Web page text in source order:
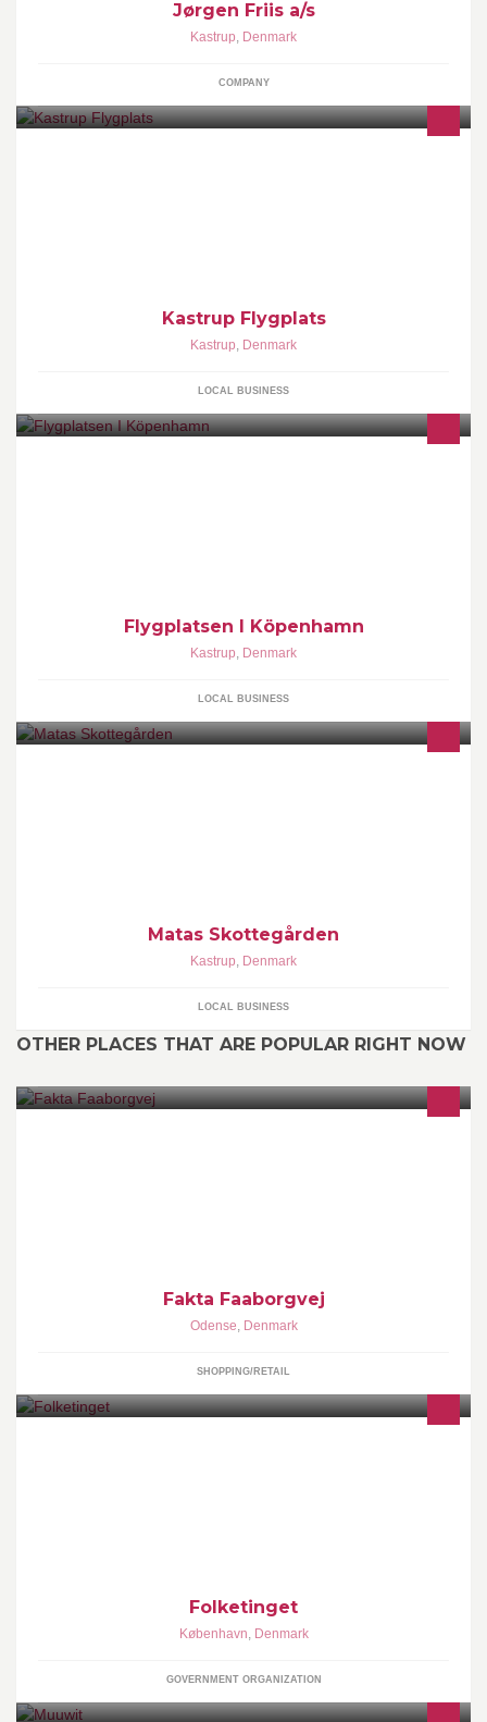
Jørgen Friis a/s
Kastrup, Denmark
COMPANY
Kastrup Flygplats
Kastrup, Denmark
LOCAL BUSINESS
Flygplatsen I Köpenhamn
Kastrup, Denmark
LOCAL BUSINESS
Matas Skottegården
Kastrup, Denmark
LOCAL BUSINESS
OTHER PLACES THAT ARE POPULAR RIGHT NOW
Fakta Faaborgvej
Odense, Denmark
SHOPPING/RETAIL
Folketinget
København, Denmark
GOVERNMENT ORGANIZATION